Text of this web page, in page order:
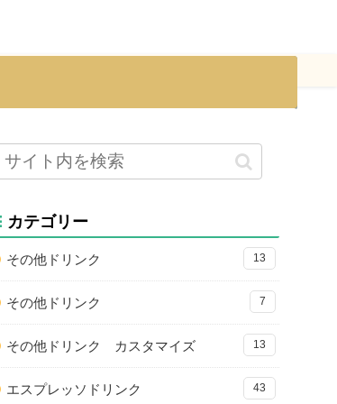
カテゴリー
その他ドリンク 13
その他ドリンク 7
その他ドリンク カスタマイズ 13
エスプレッソドリンク 43